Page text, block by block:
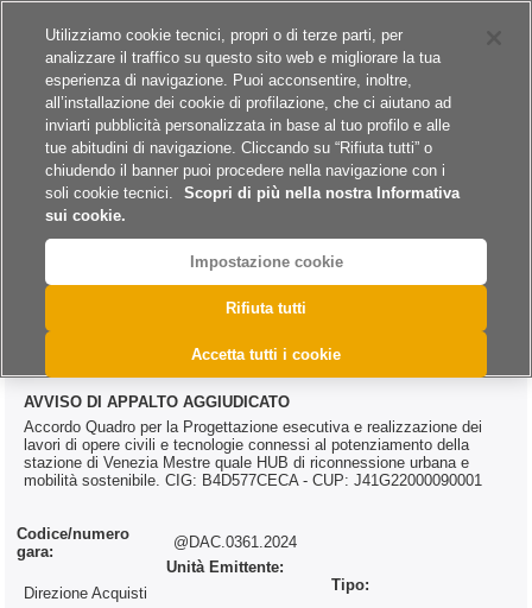
A
@DAC.0361.2024
AVVISO DI APPALTO AGGIUDICATO
Accordo Quadro per la Progettazione esecutiva e realizzazione dei
lavori di opere civili e tecnologie connessi al potenziamento della
stazione di Venezia Mestre quale HUB di riconnessione urbana e
mobilità sostenibile. CIG: B4D577CECA - CUP: J41G22000090001
Codice/numero
gara:
@DAC.0361.2024
Unità Emittente:
Direzione Acquisti
Tipo:
Utilizziamo cookie tecnici, propri o di terze parti, per
analizzare il traffico su questo sito web e migliorare la tua
esperienza di navigazione. Puoi acconsentire, inoltre,
all’installazione dei cookie di profilazione, che ci aiutano ad
inviarti pubblicità personalizzata in base al tuo profilo e alle
tue abitudini di navigazione. Cliccando su “Rifiuta tutti” o
chiudendo il banner puoi procedere nella navigazione con i
soli cookie tecnici.
Scopri di più nella nostra Informativa
sui cookie.
Impostazione cookie
Rifiuta tutti
Accetta tutti i cookie